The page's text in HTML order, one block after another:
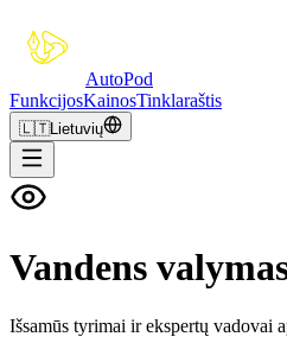
AutoPod
FunkcijosKainosTinklaraštis
🇱🇹Lietuvių
Vandens
Išsamūs tyrimai ir ekspertų vadovai